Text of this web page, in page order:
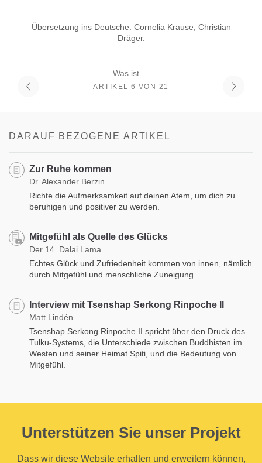
Übersetzung ins Deutsche: Cornelia Krause, Christian
Dräger.
Was ist ...
ARTIKEL 6 VON 21
DARAUF BEZOGENE ARTIKEL
Zur Ruhe kommen
Dr. Alexander Berzin
Richte die Aufmerksamkeit auf deinen Atem, um dich zu
beruhigen und positiver zu werden.
Mitgefühl als Quelle des Glücks
Der 14. Dalai Lama
Echtes Glück und Zufriedenheit kommen von innen, nämlich
durch Mitgefühl und menschliche Zuneigung.
Interview mit Tsenshap Serkong Rinpoche II
Matt Lindén
Tsenshap Serkong Rinpoche II spricht über den Druck des
Tulku-Systems, die Unterschiede zwischen Buddhisten im
Westen und seiner Heimat Spiti, und die Bedeutung von
Mitgefühl.
Unterstützen Sie unser Projekt
Dass wir diese Website erhalten und erweitern können,